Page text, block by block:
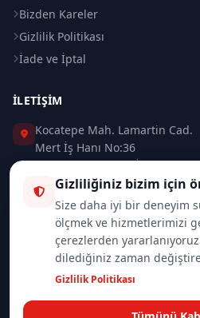
Bizden Kareler
Gizlilik Politikası
İade ve İptal
İLETIŞIM
Kocatepe Mah. Lamartin Cad.
Mert İş Hanı No:36
Taksim / Beyoğlu / İSTANBUL
0 (212) 235 37 83
0 (532) 418 08 46
info@merttrade.com
Gizliliğiniz bizim için
Size daha iyi bir deneyim
ölçmek ve hizmetlerimizi
çerezlerden
dilediğiniz zaman
Gizlilik Politikası